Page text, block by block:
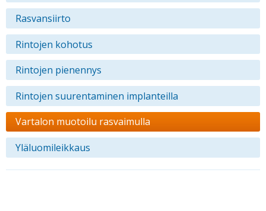
Rasvansiirto
Rintojen kohotus
Rintojen pienennys
Rintojen suurentaminen implanteilla
Vartalon muotoilu rasvaimulla
Yläluomileikkaus